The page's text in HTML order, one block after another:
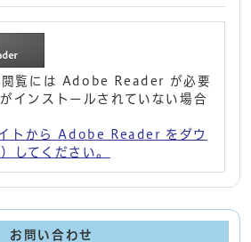
閲覧には Adobe Reader が必要
インストールされていない場合
トから Adobe Reader をダウ
してください。
お問い合わせ